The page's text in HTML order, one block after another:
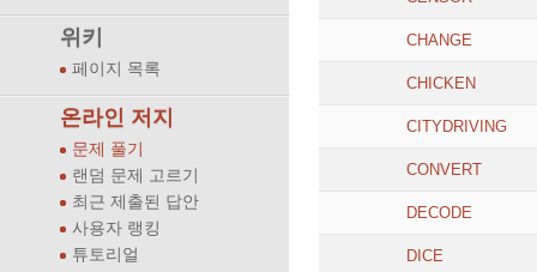
위키
페이지 목록
온라인 저지
문제 풀기
랜덤 문제 고르기
최근 제출된 답안
사용자 랭킹
튜토리얼
CHANGE
CHICKEN
CITYDRIVING
CONVERT
DECODE
DICE